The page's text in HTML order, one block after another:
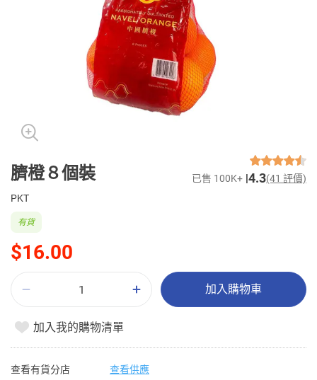
臍橙８個裝 已售 100K+ 4.3(41 評價)
PKT
$16.00
有貨
加入購物車
加入我的購物清單
查看有貨分店 查看供應